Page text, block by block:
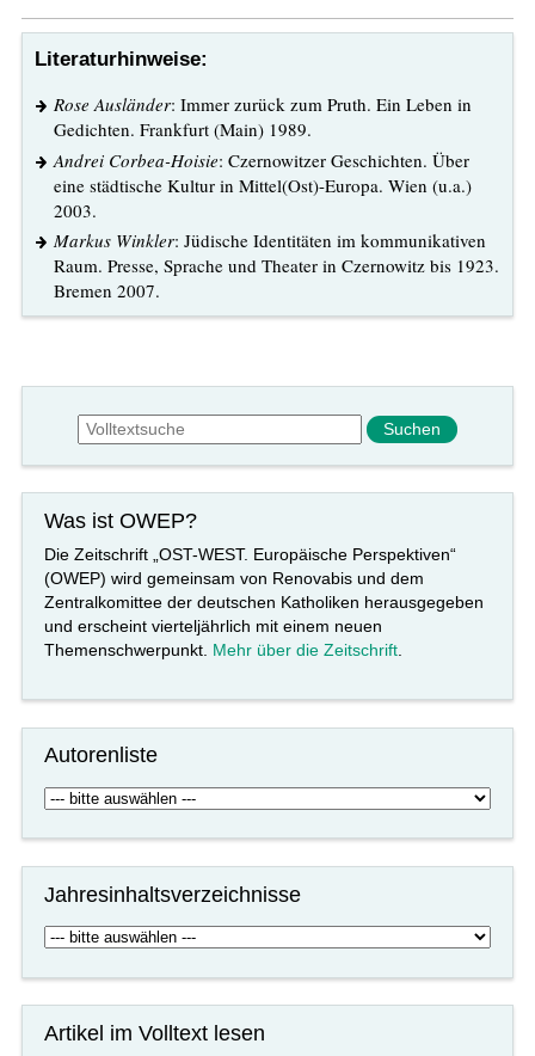
Literaturhinweise:
Rose Ausländer: Immer zurück zum Pruth. Ein Leben in
Gedichten. Frankfurt (Main) 1989.
Andrei Corbea-Hoisie: Czernowitzer Geschichten. Über
eine städtische Kultur in Mittel(Ost)-Europa. Wien (u.a.)
2003.
Markus Winkler: Jüdische Identitäten im kommunikativen
Raum. Presse, Sprache und Theater in Czernowitz bis 1923.
Bremen 2007.
Suchformular
Suche
Was ist OWEP?
Die Zeitschrift „OST-WEST. Europäische Perspektiven“
(OWEP) wird gemeinsam von Renovabis und dem
Zentralkomittee der deutschen Katholiken herausgegeben
und erscheint vierteljährlich mit einem neuen
Themenschwerpunkt. Mehr über die Zeitschrift.
Autorenliste
Jahresinhaltsverzeichnisse
Artikel im Volltext lesen